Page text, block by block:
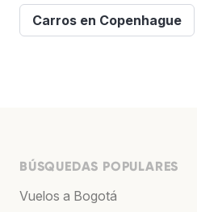
Carros en Copenhague
BÚSQUEDAS POPULARES
Vuelos a Bogotá